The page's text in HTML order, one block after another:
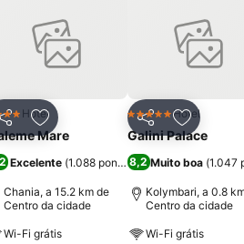
)
PartilharAdicionar aos favoritos
Hotel
Mare
Excelente (1.088 pontuações)
Chania, a 15.2 km de
Centro da cidade
Wi-Fi grátis
Partilhar
5 EstrelasHotel
Galini Palace
8,2 Muito boa (1.047
Kolymbari, a 0.8
Centro da cidade
Wi-Fi grátis